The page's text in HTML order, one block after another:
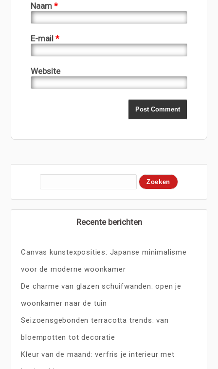
Naam*
E-mail*
Website
Recente berichten
Canvas kunstexposities: Japanse minimalisme
voor de moderne woonkamer
De charme van glazen schuifwanden: open je
woonkamer naar de tuin
Seizoensgebonden terracotta trends: van
bloempotten tot decoratie
Kleur van de maand: verfris je interieur met